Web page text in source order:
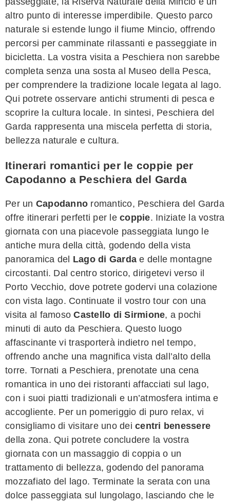
altro punto di interesse imperdibile. Questo parco
naturale si estende lungo il fiume Mincio, offrendo
percorsi per camminate rilassanti e passeggiate in
bicicletta. La vostra visita a Peschiera non sarebbe
completa senza una sosta al Museo della Pesca,
per comprendere la tradizione locale legata al lago.
Qui potrete osservare antichi strumenti di pesca e
scoprire la cultura locale. In sintesi, Peschiera del
Garda rappresenta una miscela perfetta di storia,
bellezza naturale e cultura.
Itinerari romantici per le coppie per
Capodanno a Peschiera del Garda
Per un Capodanno romantico, Peschiera del Garda
offre itinerari perfetti per le coppie. Iniziate la vostra
giornata con una piacevole passeggiata lungo le
antiche mura della città, godendo della vista
panoramica del Lago di Garda e delle montagne
circostanti. Dal centro storico, dirigetevi verso il
Porto Vecchio, dove potrete godervi una colazione
con vista lago. Continuate il vostro tour con una
visita al famosoCastello di Sirmione, a pochi
minuti di auto da Peschiera. Questo luogo
affascinante vi trasporterà indietro nel tempo,
offrendo anche una magnifica vista dall’alto della
torre. Tornati a Peschiera, prenotate una cena
romantica in uno dei ristoranti affacciati sul lago,
con i suoi piatti tradizionali e un’atmosfera intima e
accogliente. Per un pomeriggio di puro relax, vi
consigliamo di visitare uno dei centri benessere
della zona. Qui potrete concludere la vostra
giornata con un massaggio di coppia o un
trattamento di bellezza, godendo del panorama
mozzafiato del lago. Terminate la serata con una
dolce passeggiata sul lungolago, lasciando che le